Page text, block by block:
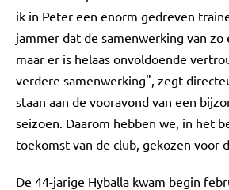
ik in Peter een enorm gedreven
jammer dat de samenwerking van zo
maar er is helaas onvoldoende
verdere samenwerking", zegt
staan aan de vooravond van een
seizoen. Daarom hebben we, in het
toekomst van de club, gekozen voor
De 44-jarige Hyballa kwam begin